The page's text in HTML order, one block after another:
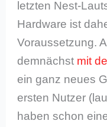
letzten Nest-
Hardware ist
Voraussetzung.
demnächst mit
ein ganz neues
ersten Nutzer
haben schon